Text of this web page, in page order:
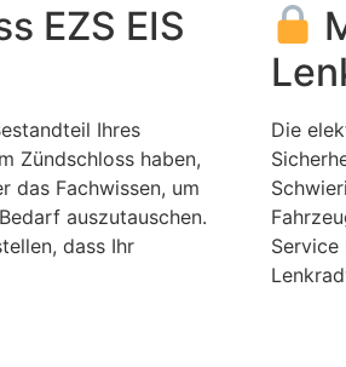
EZS EIS
Ihres
Zündschloss haben,
das Fachwissen, um
auszutauschen.
dass Ihr
Die